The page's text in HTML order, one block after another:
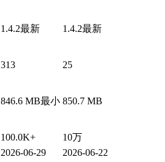
1.4.2最新 1.4.2最新
313
25
846.6 MB最小 850.7 MB
100.0K+
10万
2026-06-29
2026-06-22